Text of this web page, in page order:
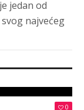
jedan od
najvećeg
0